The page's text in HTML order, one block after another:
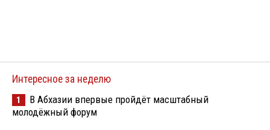
Интересное за неделю
1
В Абхазии впервые пройдёт масштабный
молодёжный форум